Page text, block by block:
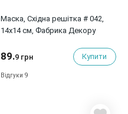
Маска, Східна решітка # 042,
14x14 см, Фабрика Декору
89.9 грн Купити
Відгуки 9